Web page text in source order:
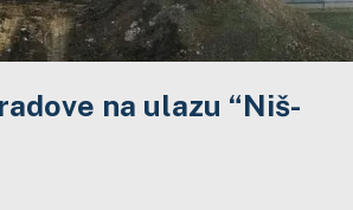
na ulazu “Niš-